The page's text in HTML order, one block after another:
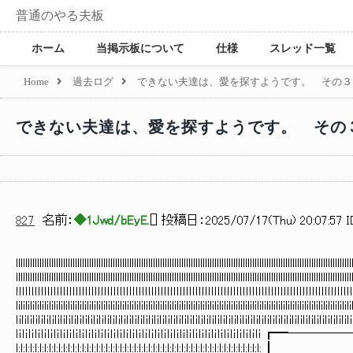
普通のやる夫板
ホーム 当掲示板について 仕様 スレッド一覧
Home 過去ログ できない夫達は、愛を探すようです。 その３
できない夫達は、愛を探すようです。 その
827 名前： ◆1Jwd/bEyE. ] 投稿日： 2025/07/17(Thu) 20:07:57
ｌiｌiｌiｌiｌiｌiｌiｌiｌiｌiｌiｌiｌiｌiｌiｌiｌiｌiｌiｌiｌiｌiｌiｌiｌiｌiｌiｌiｌiｌiｌiｌiｌiｌiｌiｌiｌiｌiｌiｌiｌiｌiｌiｌiｌiｌiｌiｌiｌiｌiｌiｌiｌiｌiｌiｌiｌiｌiｌi
ｌｉｌｉｌｉｌｉｌｉｌｉｌｉｌｉｌｉｌｉｌｉｌｉｌｉｌｉｌｉｌｉｌｉｌｉｌｉｌｉｌｉｌｉｌｉｌｉｌｉｌｉｌｉｌｉｌｉｌｉｌｉｌｉｌｉｌｉｌｉｌｉｌｉｌｉｌｉ
l:l:l:l:l:l:l:l:l:l:l:l:l:l:l:l:l:l:l:l:l:l:l:l:l:l:l:l:l:l:l:l:l:l:l:l:l:l:l:l:l:l:l:l:l:l:l:l:l:l:l:l: ┃ ┃